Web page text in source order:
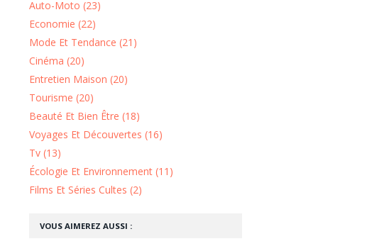
VOUS AIMEREZ AUSSI :
Auto-Moto (23)
Economie (22)
Mode Et Tendance (21)
Cinéma (20)
Entretien Maison (20)
Tourisme (20)
Beauté Et Bien Être (18)
Voyages Et Découvertes (16)
Tv (13)
Écologie Et Environnement (11)
Films Et Séries Cultes (2)